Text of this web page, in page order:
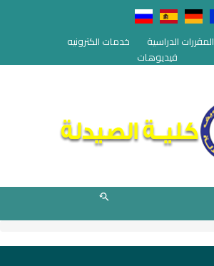
المقررات الدراسية
خدمات الكترونيه
فيديوهات